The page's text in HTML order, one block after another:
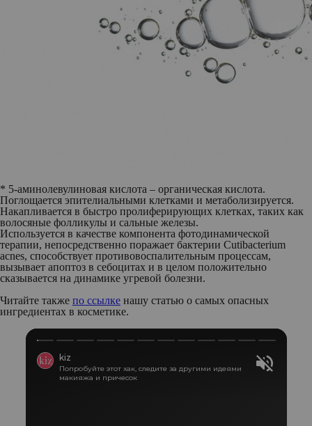
* 5-аминолевулиновая кислота – органическая кислота.
Поглощается эпителиальными клетками и метаболизируется.
Накапливается в быстро пролиферирующих клетках, таких как
волосяные фолликулы и сальные железы.
Используется в качестве компонента фотодинамической
терапии, непосредственно поражает бактерии Cutibacterium
acnes, способствует противовоспалительным процессам,
вызывает апоптоз в себоцитах и в целом положительно
сказывается на динамике угревой болезни.
Читайте также по ссылке нашу статью о самых опасных
ингредиентах в косметике.